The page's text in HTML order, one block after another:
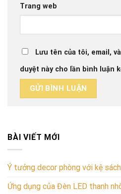
Trang web
Lưu tên của tôi, email,
duyệt này cho lần bình luận
BÀI VIẾT MỚI
Ý tưởng decor phòng với kệ
Ứng dụng của Đèn LED thanh